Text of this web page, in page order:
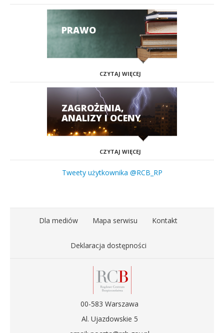
PRAWO
CZYTAJ WIĘCEJ
ZAGROŻENIA,
ANALIZY I OCENY
CZYTAJ WIĘCEJ
Tweety użytkownika @RCB_RP
Dla mediów Mapa serwisu Kontakt
Deklaracja dostępności
00-583 Warszawa
Al. Ujazdowskie 5